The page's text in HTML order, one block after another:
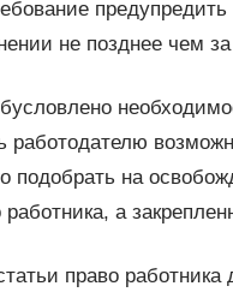
не позднее чем
работодателю
подобрать на
работника, а
право работника